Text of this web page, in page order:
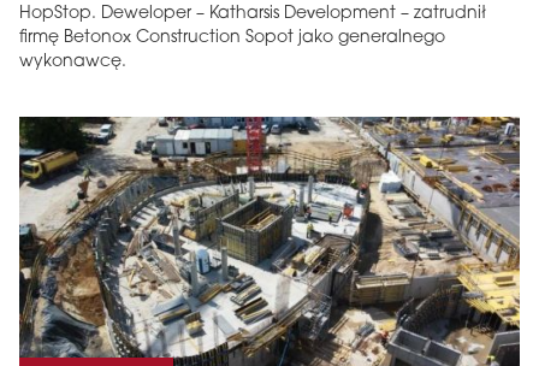
HopStop. Deweloper – Katharsis Development – zatrudnił
firmę Betonox Construction Sopot jako generalnego
wykonawcę.